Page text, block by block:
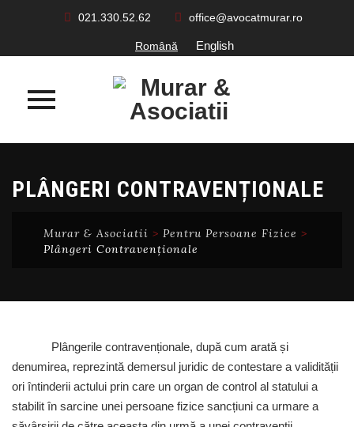
021.330.52.62 office@avocatmurar.ro
Română English
content
PLÂNGERI CONTRAVENȚIONALE
Murar & Asociatii > Pentru Persoane Fizice >
Plângeri Contravenționale
Plângerile contravenționale, după cum arată și
denumirea, reprezintă demersul juridic de contestare a validității
ori întinderii actului prin care un organ de control al statului a
stabilit în sarcine unei persoane fizice sancțiuni ca urmare a